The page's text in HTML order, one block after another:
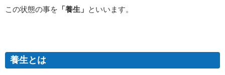
この状態の事を 「養生」 といいます。
養生とは